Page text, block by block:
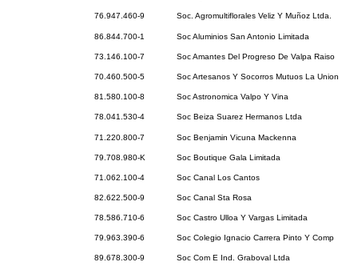
76.947.460-9 Soc. Agromultiflorales Veliz Y Muñoz Ltda.
86.844.700-1 Soc Aluminios San Antonio Limitada
73.146.100-7 Soc Amantes Del Progreso De Valpa Raiso
70.460.500-5 Soc Artesanos Y Socorros Mutuos La Union
81.580.100-8 Soc Astronomica Valpo Y Vina
78.041.530-4 Soc Beiza Suarez Hermanos Ltda
71.220.800-7 Soc Benjamin Vicuna Mackenna
79.708.980-K Soc Boutique Gala Limitada
71.062.100-4 Soc Canal Los Cantos
82.622.500-9 Soc Canal Sta Rosa
78.586.710-6 Soc Castro Ulloa Y Vargas Limitada
79.963.390-6 Soc Colegio Ignacio Carrera Pinto Y Comp
89.678.300-9 Soc Com E Ind. Graboval Ltda